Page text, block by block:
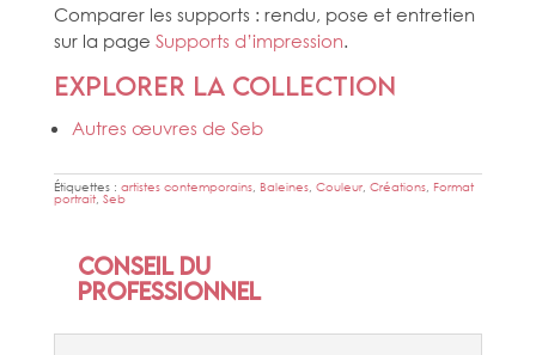
Comparer les supports : rendu, pose et entretien
sur la page Supports d’impression.
Explorer la collection
Autres œuvres de Seb
Étiquettes : artistes contemporains, Baleines, Couleur, Créations, Format
portrait, Seb
Conseil du
professionnel